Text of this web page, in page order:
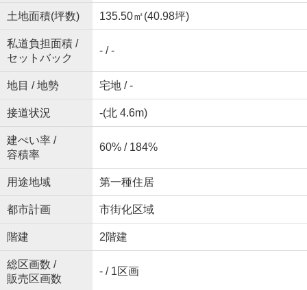
土地面積(坪数) 135.50㎡(40.98坪)
私道負担面積 /
セットバック
- / -
地目 / 地勢 宅地 / -
接道状況 -(北 4.6m)
建ぺい率 /
容積率
60% / 184%
用途地域 第一種住居
都市計画 市街化区域
階建 2階建
総区画数 /
販売区画数
- / 1区画